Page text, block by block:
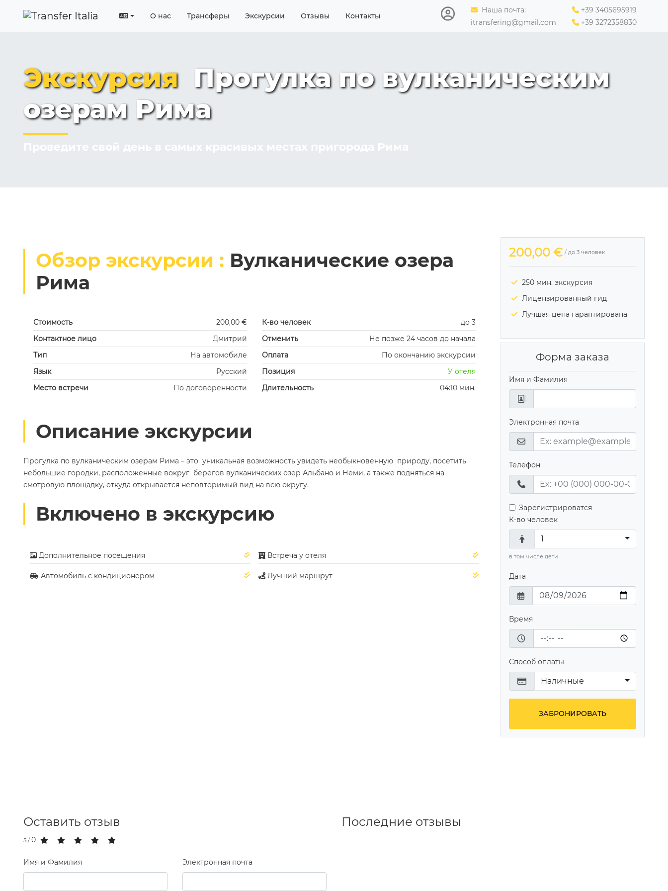
О нас Трансферы Экскурсии Отзывы Контакты
Наша почта:
itransfering@gmail.com
+39 3405695919
+39 3272358830
ЭкскурсияПрогулка по вулканическим
озерам Рима
Обзор экскурсии : Вулканические озера
Рима
Стоимость 200,00 € К-во человек
до 3
Контактное лицо
Дмитрий Отменить
Не позже 24 часов до начала
Тип
На автомобиле Оплата
По окончанию экскурсии
Язык
Русский Позиция
У отеля
Место встречи
По договоренности Длительность 04:10 мин.
Описание экскурсии
Прогулка по вулканическим озерам Рима – это уникальная возможность увидеть необыкновенную природу, посетить
небольшие городки, расположенные вокруг берегов вулканических озер Альбано и Неми, а также подняться на
смотровую площадку, откуда открывается неповторимый вид на всю округу.
Включено в экскурсию
Дополнительное посещения Встреча у отеля
Автомобиль с кондиционером Лучший маршрут
200,00 € / до 3 человек
250 мин. экскурсия
Лицензированный гид
Лучшая цена гарантирована
Форма заказа
Имя и Фамилия
Электронная почта
Телефон
Зарегистрироватся
К-во человек
1
в том числе дети
Дата
Время
Способ оплаты
Наличные
ЗАБРОНИРОВАТЬ
Оставить отзыв
0
/ 5
Имя и Фамилия Электронная почта
Последние отзывы